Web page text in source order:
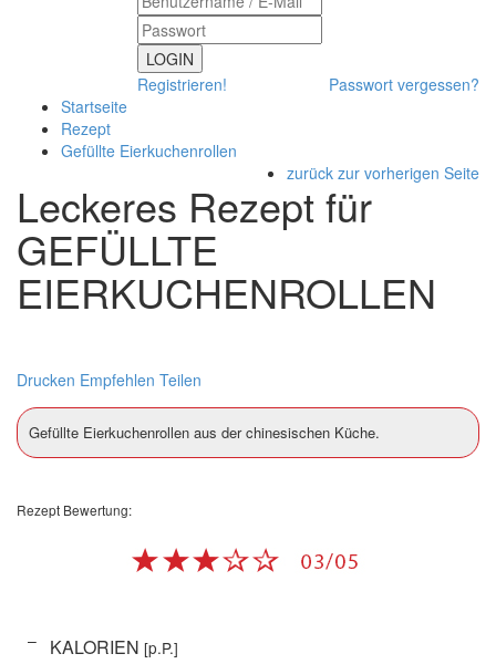
LOGIN
Registrieren!
Passwort vergessen?
Startseite
Rezept
Gefüllte Eierkuchenrollen
zurück zur vorherigen Seite
Leckeres Rezept für
GEFÜLLTE
EIERKUCHENROLLEN
Drucken Empfehlen Teilen
Gefüllte Eierkuchenrollen aus der chinesischen Küche.
Rezept Bewertung:
– KALORIEN [p.P.]